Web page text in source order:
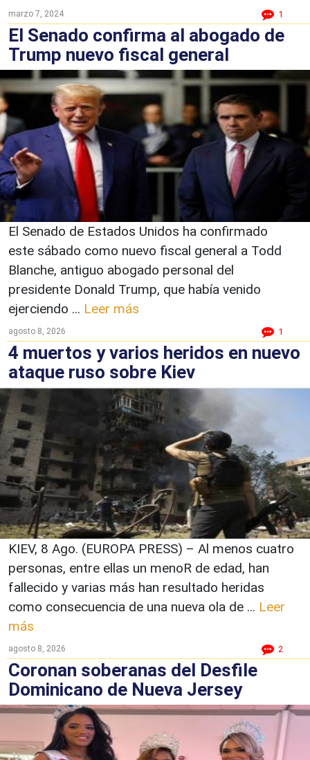
marzo 7, 2024 1
El Senado confirma al abogado de
Trump nuevo fiscal general
El Senado de Estados Unidos ha confirmado
este sábado como nuevo fiscal general a Todd
Blanche, antiguo abogado personal del
presidente Donald Trump, que había venido
ejerciendo ... Leer más
agosto 8, 2026 1
4 muertos y varios heridos en nuevo
ataque ruso sobre Kiev
KIEV, 8 Ago. (EUROPA PRESS) – Al menos cuatro
personas, entre ellas un menoR de edad, han
fallecido y varias más han resultado heridas
como consecuencia de una nueva ola de ... Leer
más
agosto 8, 2026 2
Coronan soberanas del Desfile
Dominicano de Nueva Jersey